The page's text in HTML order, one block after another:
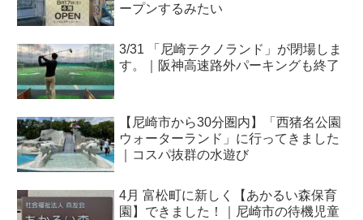
ープンするみたい
3/31 「尼崎テクノランド」が閉場しま
す。｜阪神高速路外パーキングも終了
【尼崎市から30分圏内】「西猪名公園
ウォーターランド」に行ってきました
｜コスパ抜群の水遊び
4月 富松町に新しく【あかるい森保育
園】できました！｜尼崎市の待機児童